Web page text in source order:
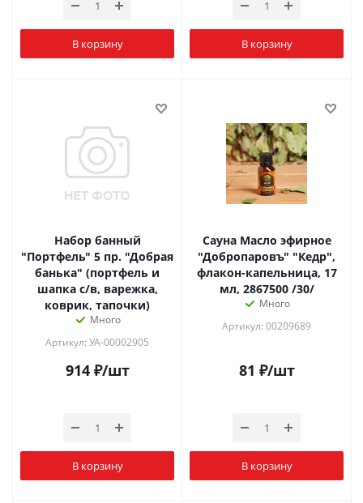
В корзину В корзину
Набор банный
"Портфель" 5 пр. "Добрая
банька" (портфель и
шапка с/в, варежка,
коврик, тапочки)
Много
Артикул: УА-00002905
914₽/шт
В корзину
Сауна Масло эфирное
"Добропаровъ" "Кедр",
флакон-капельница, 17
мл, 2867500 /30/
Много
Артикул: 00209689
81 ₽/шт
В корзину